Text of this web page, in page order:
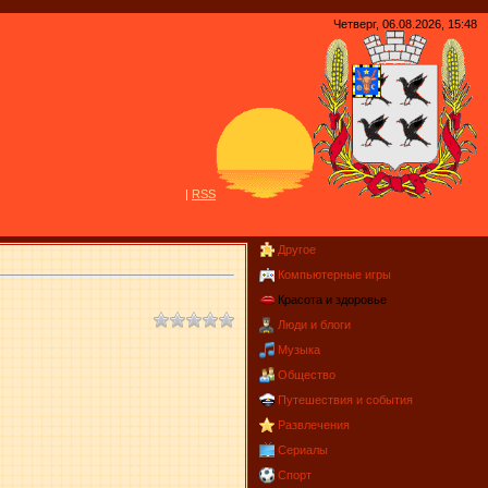
Четверг, 06.08.2026, 15:48
| RSS
Другое
Компьютерные игры
Красота и здоровье
Люди и блоги
Музыка
Общество
Путешествия и события
Развлечения
Сериалы
Спорт